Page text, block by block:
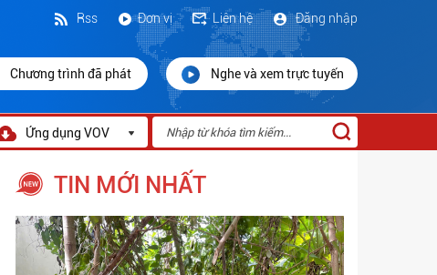
Đăng nhập
Liên hệ
Đơn vị
Rss
Chương trình đã phát Nghe và xem trực tuyến
Ứng dụng VOV
TIN MỚI NHẤT